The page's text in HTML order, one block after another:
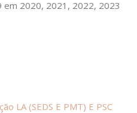
em 2020, 2021, 2022, 2023
LA (SEDS E PMT) E PSC